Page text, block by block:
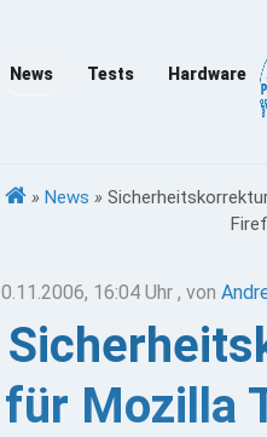
News Tests Hardware
» News »
16:04 Uhr , von
für Mozilla